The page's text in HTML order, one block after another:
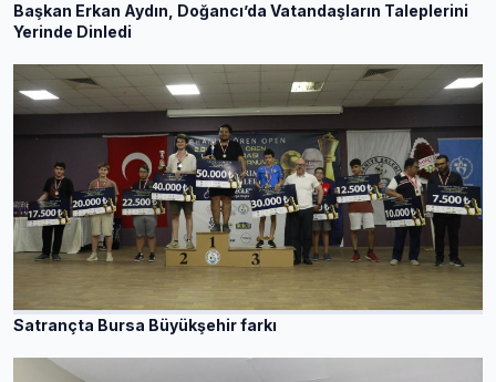
Başkan Erkan Aydın, Doğancı’da Vatandaşların Taleplerini
Yerinde Dinledi
Satrançta Bursa Büyükşehir farkı